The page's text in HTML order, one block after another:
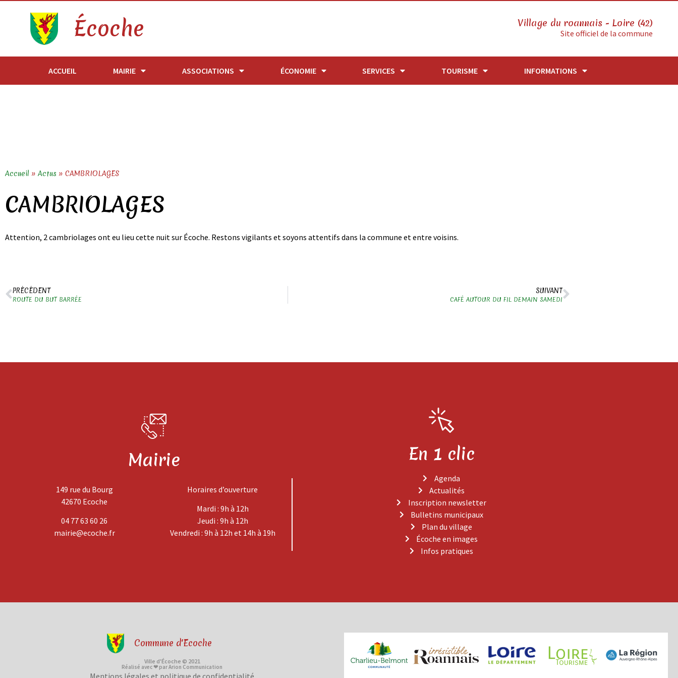
Écoche Village du roannais - Loire (42)
Site officiel de la commune
ACCUEIL MAIRIE ASSOCIATIONS ÉCONOMIE SERVICES TOURISME INFORMATIONS
Accueil » Actus » CAMBRIOLAGES
CAMBRIOLAGES
Attention, 2 cambriolages ont eu lieu cette nuit sur Écoche. Restons vigilants et soyons attentifs dans la commune et entre voisins.
PRÉCÉDENT
ROUTE DU BUT BARRÉE
SUIVANT
CAFÉ AUTOUR DU FIL DEMAIN SAMEDI
Mairie
149 rue du Bourg
42670 Ecoche
04 77 63 60 26
mairie@ecoche.fr
Horaires d’ouverture
Mardi : 9h à 12h
Jeudi : 9h à 12h
Vendredi : 9h à 12h et 14h à 19h
En 1 clic
Agenda
Actualités
Inscription newsletter
Bulletins municipaux
Plan du village
Écoche en images
Infos pratiques
Commune d'Ecoche
Ville d'Écoche © 2021
Réalisé avec ❤ par Arion Communication